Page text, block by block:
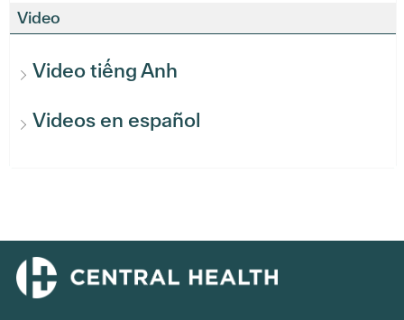
Video
Video tiếng Anh
Videos en español